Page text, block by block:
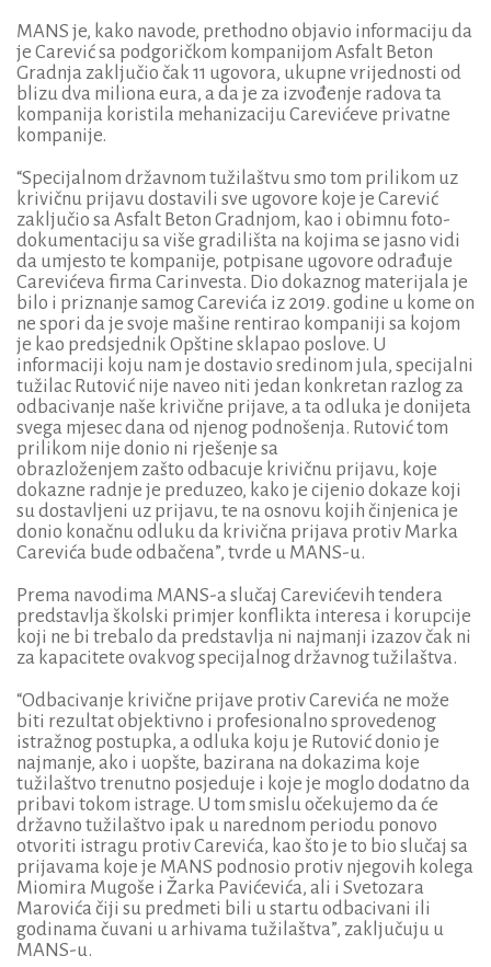
MANS je, kako navode, prethodno objavio informaciju da
je Carević sa podgoričkom kompanijom Asfalt Beton
Gradnja zaključio čak 11 ugovora, ukupne vrijednosti od
blizu dva miliona eura, a da je za izvođenje radova ta
kompanija koristila mehanizaciju Carevićeve privatne
kompanije.
“Specijalnom državnom tužilaštvu smo tom prilikom uz
krivičnu prijavu dostavili sve ugovore koje je Carević
zaključio sa Asfalt Beton Gradnjom, kao i obimnu foto-
dokumentaciju sa više gradilišta na kojima se jasno vidi
da umjesto te kompanije, potpisane ugovore odrađuje
Carevićeva firma Carinvesta. Dio dokaznog materijala je
bilo i priznanje samog Carevića iz 2019. godine u kome on
ne spori da je svoje mašine rentirao kompaniji sa kojom
je kao predsjednik Opštine sklapao poslove. U
informaciji koju nam je dostavio sredinom jula, specijalni
tužilac Rutović nije naveo niti jedan konkretan razlog za
odbacivanje naše krivične prijave, a ta odluka je donijeta
svega mjesec dana od njenog podnošenja. Rutović tom
prilikom nije donio ni rješenje sa
obrazloženjem zašto odbacuje krivičnu prijavu, koje
dokazne radnje je preduzeo, kako je cijenio dokaze koji
su dostavljeni uz prijavu, te na osnovu kojih činjenica je
donio konačnu odluku da krivična prijava protiv Marka
Carevića bude odbačena”, tvrde u MANS-u.
Prema navodima MANS-a slučaj Carevićevih tendera
predstavlja školski primjer konflikta interesa i korupcije
koji ne bi trebalo da predstavlja ni najmanji izazov čak ni
za kapacitete ovakvog specijalnog državnog tužilaštva.
“Odbacivanje krivične prijave protiv Carevića ne može
biti rezultat objektivno i profesionalno sprovedenog
istražnog postupka, a odluka koju je Rutović donio je
najmanje, ako i uopšte, bazirana na dokazima koje
tužilaštvo trenutno posjeduje i koje je moglo dodatno da
pribavi tokom istrage. U tom smislu očekujemo da će
državno tužilaštvo ipak u narednom periodu ponovo
otvoriti istragu protiv Carevića, kao što je to bio slučaj sa
prijavama koje je MANS podnosio protiv njegovih kolega
Miomira Mugoše i Žarka Pavićevića, ali i Svetozara
Marovića čiji su predmeti bili u startu odbacivani ili
godinama čuvani u arhivama tužilaštva”, zaključuju u
MANS-u.